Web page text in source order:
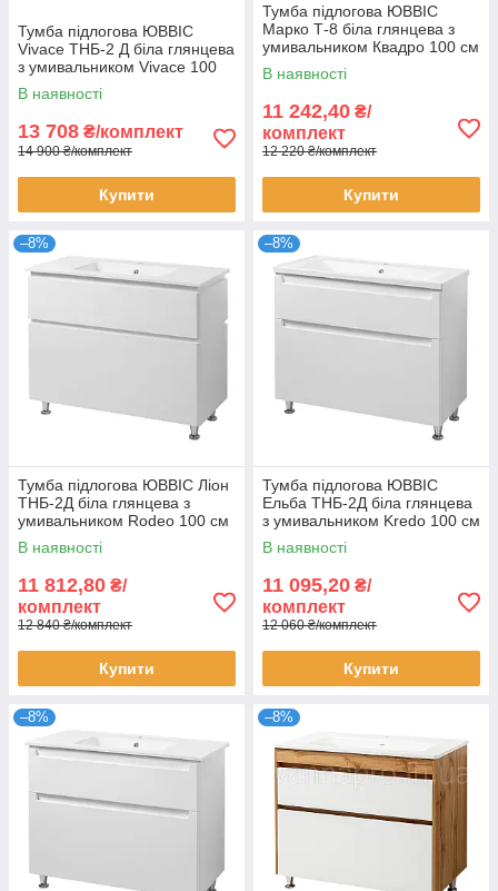
Тумба підлогова ЮВВІС
Vivace ТНБ-2 Д біла глянцева
з умивальником Vivace 100
см
В наявності
13 708 ₴/комплект
14 900 ₴/комплект
Купити
Тумба підлогова ЮВВІС
Марко Т-8 біла глянцева з
умивальником Квадро 100 см
В наявності
11 242,40 ₴/
комплект
12 220 ₴/комплект
Купити
–8%
Тумба підлогова ЮВВІС Ліон
ТНБ-2Д біла глянцева з
умивальником Rodeo 100 см
В наявності
11 812,80 ₴/
комплект
12 840 ₴/комплект
Купити
–8%
Тумба підлогова ЮВВІС
Ельба ТНБ-2Д біла глянцева
з умивальником Kredo 100 см
В наявності
11 095,20 ₴/
комплект
12 060 ₴/комплект
Купити
–8% –8%